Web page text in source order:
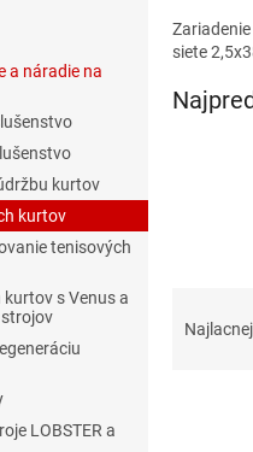
a náradie na
kurtov
kurtov
tenisových
s Venus a
LOBSTER a
siete